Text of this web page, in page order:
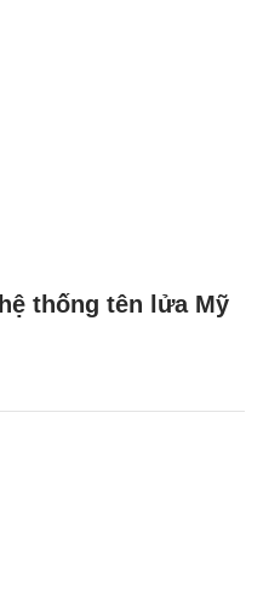
thống tên lửa Mỹ